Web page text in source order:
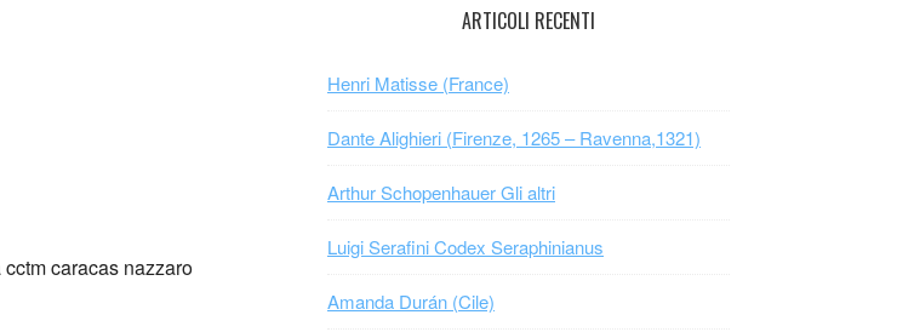
ARTICOLI RECENTI
Henri Matisse (France)
Dante Alighieri (Firenze, 1265 – Ravenna,1321)
Arthur Schopenhauer Gli altri
Luigi Serafini Codex Seraphinianus
Amanda Durán (Cile)